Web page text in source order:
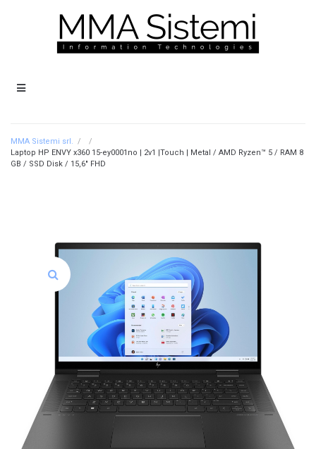
MMA Sistemi srl. /
/
Laptop HP ENVY x360 15-ey0001no | 2v1 |Touch | Metal / AMD Ryzen™ 5 / RAM 8
GB / SSD Disk / 15,6″ FHD